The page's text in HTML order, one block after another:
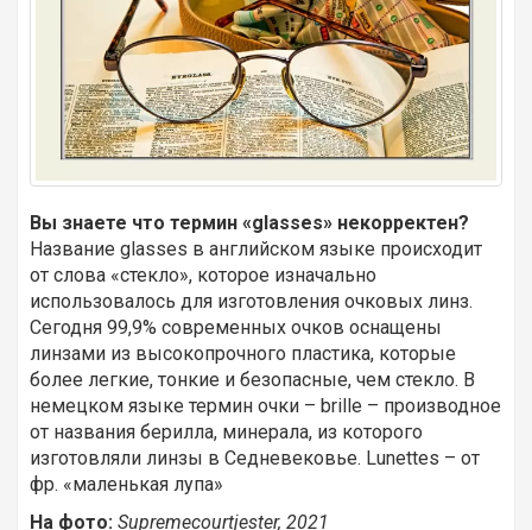
Вы знаете что термин «glasses» некорректен?
Название glasses в английском языке происходит
от слова «стекло», которое изначально
использовалось для изготовления очковых линз.
Сегодня 99,9% современных очков оснащены
линзами из высокопрочного пластика, которые
более легкие, тонкие и безопасные, чем стекло. В
немецком языке термин очки – brille – производное
от названия берилла, минерала, из которого
изготовляли линзы в Седневековье. Lunettes – от
фр. «маленькая лупа»
На фото: Supremecourtjester, 2021